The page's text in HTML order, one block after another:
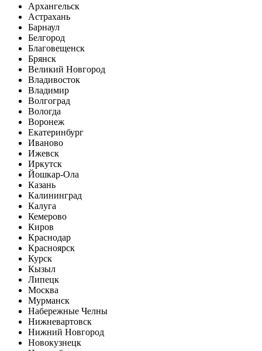
Архангельск
Астрахань
Барнаул
Белгород
Благовещенск
Брянск
Великий Новгород
Владивосток
Владимир
Волгоград
Вологда
Воронеж
Екатеринбург
Иваново
Ижевск
Иркутск
Йошкар-Ола
Казань
Калининград
Калуга
Кемерово
Киров
Краснодар
Красноярск
Курск
Кызыл
Липецк
Москва
Мурманск
Набережные Челны
Нижневартовск
Нижний Новгород
Новокузнецк